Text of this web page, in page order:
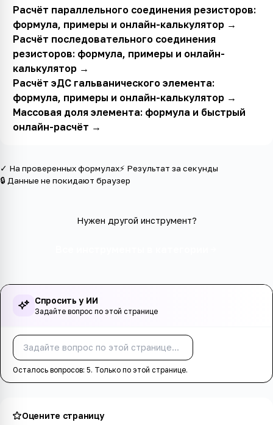
Расчёт параллельного соединения резисторов:
формула, примеры и онлайн-калькулятор→
Расчёт последовательного соединения
резисторов: формула, примеры и онлайн-
калькулятор→
Расчёт эДС гальванического элемента:
формула, примеры и онлайн-калькулятор→
Массовая доля элемента: формула и быстрый
онлайн-расчёт →
✓ На проверенных формулах⚡ Результат за секунды
🔒 Данные не покидают браузер
Нужен другой инструмент?
Спросить у ИИ
Задайте вопрос по этой странице
Осталось вопросов: 5. Только по этой странице.
Оцените страницу